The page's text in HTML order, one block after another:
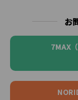
お
7MAX